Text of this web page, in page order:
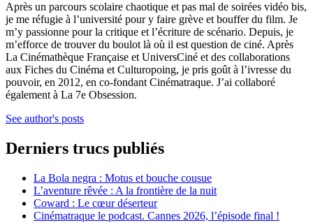
Après un parcours scolaire chaotique et pas mal de soirées vidéo bis,
je me réfugie à l’université pour y faire grève et bouffer du film. Je
m’y passionne pour la critique et l’écriture de scénario. Depuis, je
m’efforce de trouver du boulot là où il est question de ciné. Après
La Cinémathèque Française et UniversCiné et des collaborations
aux Fiches du Cinéma et Culturopoing, je pris goût à l’ivresse du
pouvoir, en 2012, en co-fondant Cinématraque. J’ai collaboré
également à La 7e Obsession.
See author's posts
Derniers trucs publiés
La Bola negra : Motus et bouche cousue
L’aventure rêvée : A la frontière de la nuit
Coward : Le cœur déserteur
Cinématraque le podcast. Cannes 2026, l’épisode final !